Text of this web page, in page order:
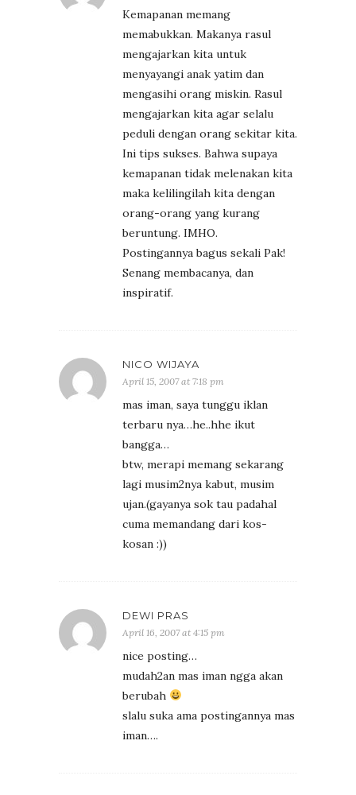
Kemapanan memang
memabukkan. Makanya rasul
mengajarkan kita untuk
menyayangi anak yatim dan
mengasihi orang miskin. Rasul
mengajarkan kita agar selalu
peduli dengan orang sekitar kita.
Ini tips sukses. Bahwa supaya
kemapanan tidak melenakan kita
maka kelilingilah kita dengan
orang-orang yang kurang
beruntung. IMHO.
Postingannya bagus sekali Pak!
Senang membacanya, dan
inspiratif.
NICO WIJAYA
April 15, 2007 at 7:18 pm
mas iman, saya tunggu iklan
terbaru nya…he..hhe ikut
bangga…
btw, merapi memang sekarang
lagi musim2nya kabut, musim
ujan.(gayanya sok tau padahal
cuma memandang dari kos-
kosan :))
DEWI PRAS
April 16, 2007 at 4:15 pm
nice posting…
mudah2an mas iman ngga akan
berubah
slalu suka ama postingannya mas
iman….